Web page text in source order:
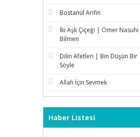
Bostanül Arifin
İki Aşk Çiçeği | Ömer Nasuhi
Bilmen
Dilin Afetleri | Bin Düşün Bir
Söyle
Allah İçin Sevmek
Haber Listesi